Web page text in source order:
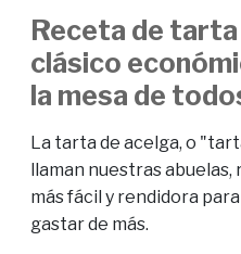
Receta de tarta
clásico
la mesa de
La tarta de acelga, o
llaman nuestras
más fácil y rendidora
gastar de más.